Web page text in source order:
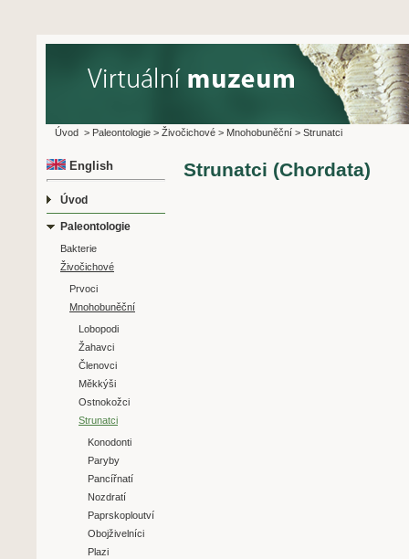
Úvod > Paleontologie > Živočichové > Mnohobuněční > Strunatci
English
Úvod
Paleontologie
Bakterie
Živočichové
Prvoci
Mnohobuněční
Lobopodi
Žahavci
Členovci
Měkkýši
Ostnokožci
Strunatci
Konodonti
Paryby
Pancířnatí
Nozdratí
Paprskoploutví
Obojživelníci
Plazi
Strunatci (Chordata)